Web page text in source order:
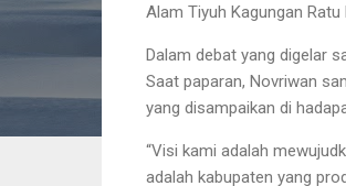
Alam Tiyuh Kagungan
Dalam debat yang digelar
Saat paparan, Novriwan
yang disampaikan di
“Visi kami adalah
adalah kabupaten yang